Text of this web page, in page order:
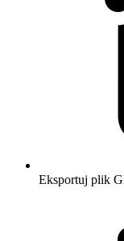
Eksportuj plik